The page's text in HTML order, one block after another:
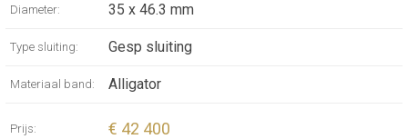
Diameter: 35 x 46.3 mm
Type sluiting: Gesp sluiting
Materiaal band: Alligator
Prijs: € 42 400